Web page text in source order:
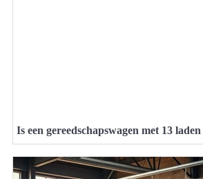
Is een gereedschapswagen met 13 laden